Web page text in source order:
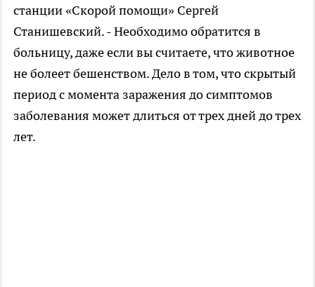
станции «Скорой помощи» Сергей
Станишевский. - Необходимо обратится в
больницу, даже если вы считаете, что животное
не болеет бешенством. Дело в том, что скрытый
период с момента заражения до симптомов
заболевания может длиться от трех дней до трех
лет.